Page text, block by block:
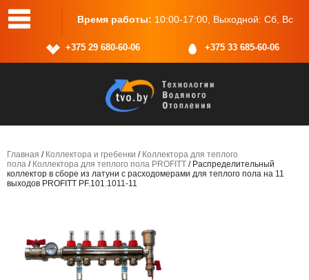
Выходной: Сб, Вс Адрес:г.Минск, ул.Васнецова, 25,
+375 29 680-60-06 +375 33 685-60-06
Главная / Коллектора и гребенки / Коллектора для теплого
пола / Коллектора для теплого пола PROFITT / Распределительный
коллектор в сборе из латуни с расходомерами для теплого пола на 11
выходов PROFITT PF.101.1011-11